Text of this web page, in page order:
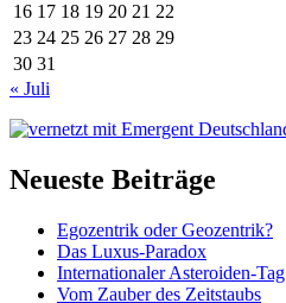
16 17 18 19 20 21 22
23 24 25 26 27 28 29
30 31
« Juli
Neueste Beiträge
Egozentrik oder Geozentrik?
Das Luxus-Paradox
Internationaler Asteroiden-Tag
Vom Zauber des Zeitstaubs